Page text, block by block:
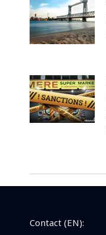
Contact (EN):